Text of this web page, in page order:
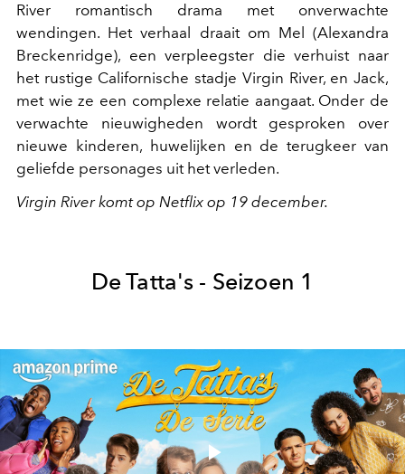
River romantisch drama met onverwachte
wendingen. Het verhaal draait om Mel (Alexandra
Breckenridge), een verpleegster die verhuist naar
het rustige Californische stadje Virgin River, en Jack,
met wie ze een complexe relatie aangaat. Onder de
verwachte nieuwigheden wordt gesproken over
nieuwe kinderen, huwelijken en de terugkeer van
geliefde personages uit het verleden.
Virgin River komt op Netflix op 19 december.
De Tatta's - Seizoen 1